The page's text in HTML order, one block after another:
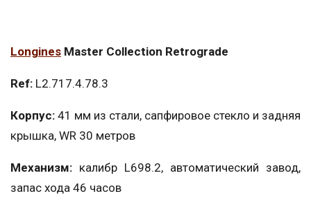
Longines Master Collection Retrograde
Ref: L2.717.4.78.3
Корпус: 41 мм из стали, сапфировое стекло и задняя
крышка, WR 30 метров
Механизм: калибр L698.2, автоматический завод,
запас хода 46 часов